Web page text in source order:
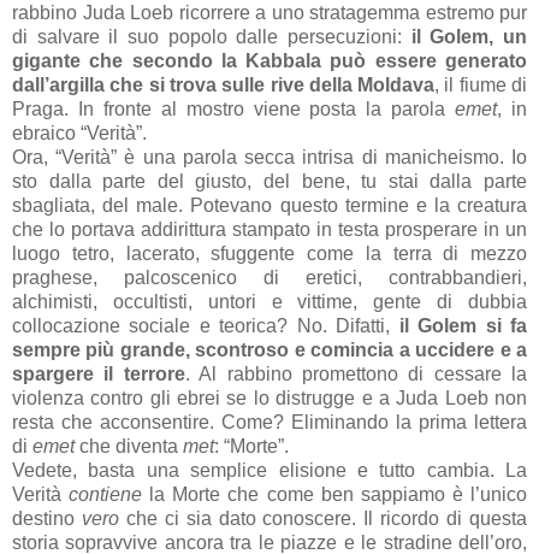
rabbino Juda Loeb ricorrere a uno stratagemma estremo pur
di salvare il suo popolo dalle persecuzioni: il Golem, un
gigante che secondo
la Kabbala può essere generato
dall’argilla che si trova sulle rive della Moldava, il fiume di
Praga. In fronte al mostro viene posta la parolaemet, in
ebraico “Verità”.
Ora, “Verità” è una parola secca intrisa di manicheismo. Io
sto dalla parte del giusto, del bene, tu stai dalla parte
sbagliata, del male. Potevano questo termine e la creatura
che lo portava addirittura stampato in testa prosperare in un
luogo tetro, lacerato, sfuggente come la terra di mezzo
praghese, palcoscenico di eretici, contrabbandieri,
alchimisti, occultisti, untori e vittime, gente di dubbia
collocazione sociale e teorica? No. Difatti, il Golem si fa
sempre più grande, scontroso e comincia a uccidere e a
spargere il terrore. Al rabbino promettono di cessare la
violenza contro gli ebrei se lo distrugge e aJuda Loeb non
resta che acconsentire. Come? Eliminando la prima lettera
di emetche diventa met: “Morte”.
Vedete, basta una semplice elisione e tutto cambia.
La
Verità contiene la Morte che come ben sappiamo è l’unico
destino veroche ci sia dato conoscere. Il ricordo di questa
storia sopravvive ancora tra le piazze e le stradine dell’oro,